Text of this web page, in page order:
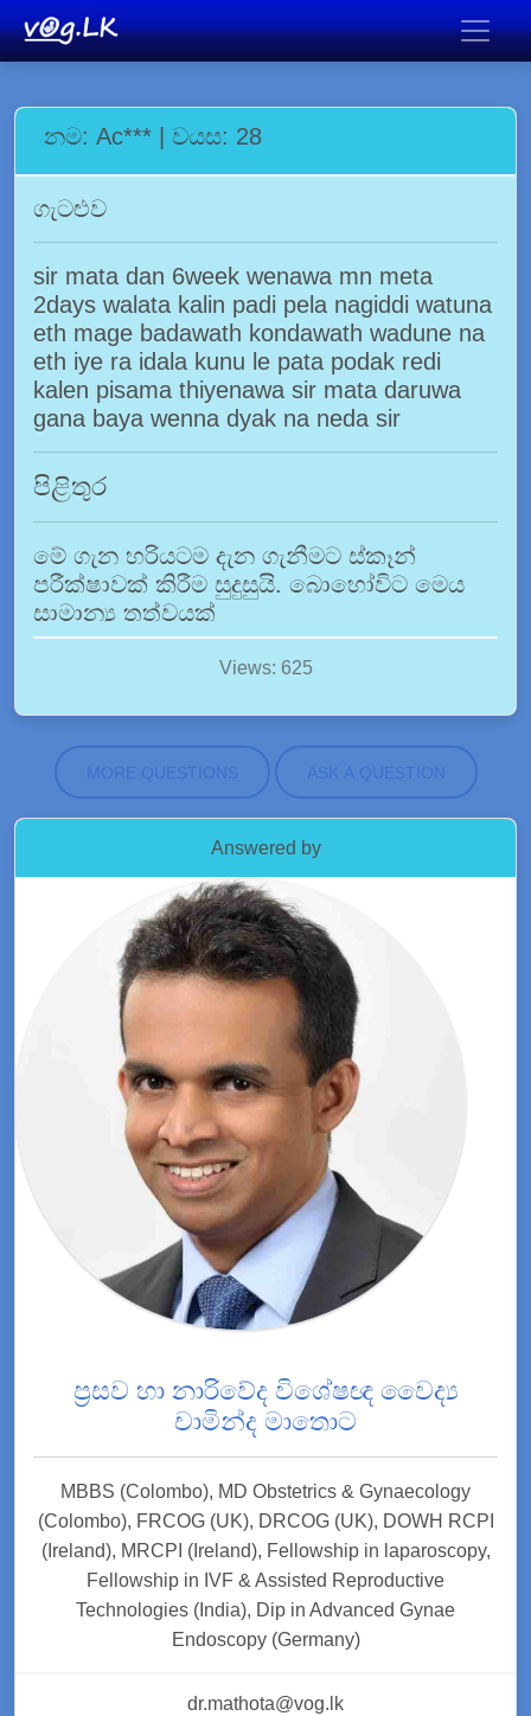
නම: Ac*** | වයස: 28
ගැටළුව
sir mata dan 6week wenawa mn meta
2days walata kalin padi pela nagiddi watuna
eth mage badawath kondawath wadune na
eth iye ra idala kunu le pata podak redi
kalen pisama thiyenawa sir mata daruwa
gana baya wenna dyak na neda sir
පිළිතුර
මේ ගැන හරියටම දැන ගැනීමට ස්කෑන්
පරීක්ෂාවක් කිරීම සුදුසුයි. බොහෝවිට මෙය
සාමාන්‍ය තත්වයක්
Views: 625
MORE QUESTIONS ASK A QUESTION
Answered by
ප්‍රසව හා නාරිවේද විශේෂඥ වෛද්‍ය
චාමින්ද මාතොට
MBBS (Colombo), MD Obstetrics & Gynaecology
(Colombo), FRCOG (UK), DRCOG (UK), DOWH RCPI
(Ireland), MRCPI (Ireland), Fellowship in laparoscopy,
Fellowship in IVF & Assisted Reproductive
Technologies (India), Dip in Advanced Gynae
Endoscopy (Germany)
dr.mathota@vog.lk